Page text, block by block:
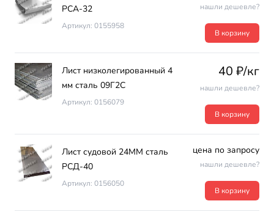
РСА-32
Артикул: 0155958
нашли дешевле?
В корзину
Лист низколегированный 4
мм сталь 09Г2С
Артикул: 0156079
40 ₽/кг
нашли дешевле?
В корзину
Лист судовой 24ММ сталь
РСД-40
Артикул: 0156050
цена по запросу
нашли дешевле?
В корзину